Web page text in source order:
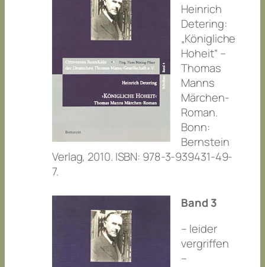
Heinrich
Detering:
„Königliche
Hoheit“ –
Thomas
Manns
Märchen-
Roman.
Bonn:
Bernstein
Verlag, 2010. ISBN: 978-3-939431-49-
7.
Band 3
– leider
vergriffen
–